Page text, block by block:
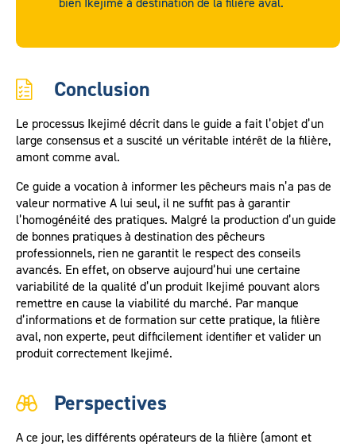
Conclusion
Le processus Ikejimé décrit dans le guide a fait l’objet d’un
large consensus et a suscité un véritable intérêt de la filière,
amont comme aval.
Ce guide a vocation à informer les pêcheurs mais n’a pas de
valeur normative A lui seul, il ne suffit pas à garantir
l’homogénéité des pratiques. Malgré la production d’un guide
de bonnes pratiques à destination des pêcheurs
professionnels, rien ne garantit le respect des conseils
avancés. En effet, on observe aujourd’hui une certaine
variabilité de la qualité d’un produit Ikejimé pouvant alors
remettre en cause la viabilité du marché. Par manque
d’informations et de formation sur cette pratique, la filière
aval, non experte, peut difficilement identifier et valider un
produit correctement Ikejimé.
Perspectives
A ce jour, les différents opérateurs de la filière (amont et